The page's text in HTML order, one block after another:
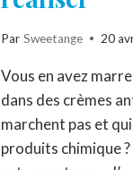
Par Sweetange 20
Vous en avez
dans des crèmes
marchent pas et
produits chimique